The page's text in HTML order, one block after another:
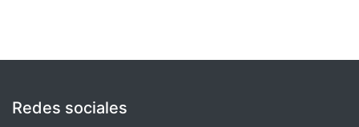
Redes sociales